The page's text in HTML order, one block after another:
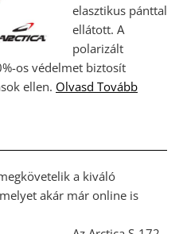
elasztikus pánttal
ellátott. A
polarizált
os védelmet biztosít
ellen. Olvasd Tovább
a kiváló
akár már online is